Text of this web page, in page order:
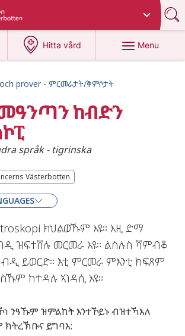
1177region
Hitta vård
at 1177.se
Menu
och prover - ምርመራታት/ቅምሶታት
ከብድን
språk - tigrinska
Västerbotten
Västerbotten
ክህልወኹም እዩ። እዚ ድማ
ዝፍተሸሉ መርመራ እዩ። ልስሉስ ሻምብቆ
ይወርድ። እቲ ምርመራ ምእንቲ ክፍጸም
ከተዳሉ ኣገዳሲ እዩ።
ንዓኹም ዝምልከት እንተኾይኑ ብዝተኻእለ
ይግባእ: